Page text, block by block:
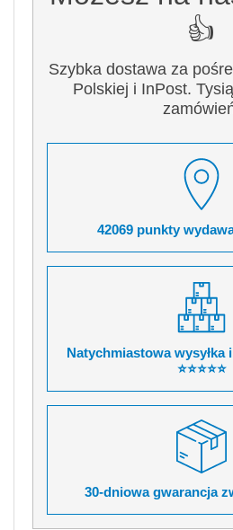
👍
Szybka dostawa za
Polskiej i InPost.
42069 punkty
Natychmiastowa wysyłka
⭐⭐⭐⭐⭐
30-dniowa gwarancja